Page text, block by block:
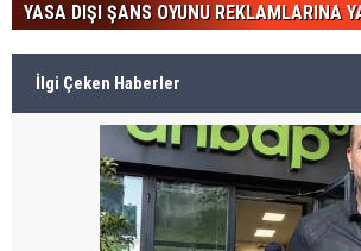
YASA DIŞI ŞANS OYUNU REKLAMLARINA
İlgi Çeken Haberler